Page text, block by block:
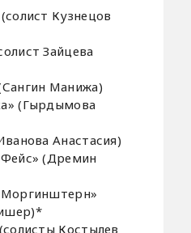
Кузнецов
Зайцева
Манижа)
(Гырдымова
Анастасия)
(Дремин
Костылев